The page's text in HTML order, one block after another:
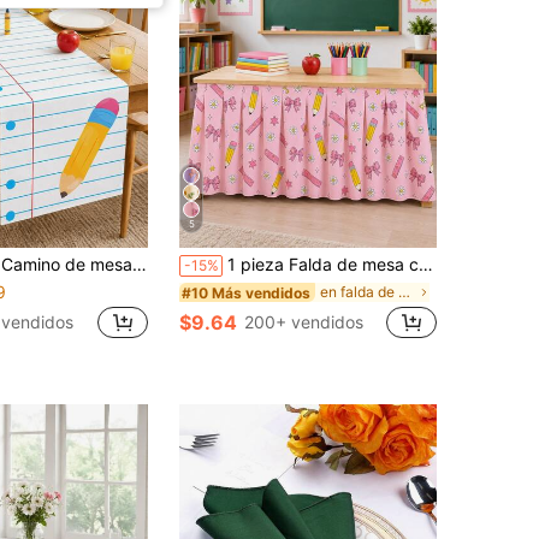
decoración de mesa con textura de lino para fiesta de vuelta a la escuela, adecuado para cocina, comedor, fiesta de bienvenida en el aula y decoración de fiesta con tema de estudiantes
5
-15% 1 pieza Falda de mesa con lazo de lápiz rosa, Mantel de aula para regreso a la escuela, Falda de escritorio de maestro, Estampado de margarita, regla y estrella, Decoración para fiesta del primer día de escuela, Decoración de área de lectura, Suministros de aula, Decoración de evento escolar
#10 Más vendidos en falda de mesa
$9.64 200+ vendidos